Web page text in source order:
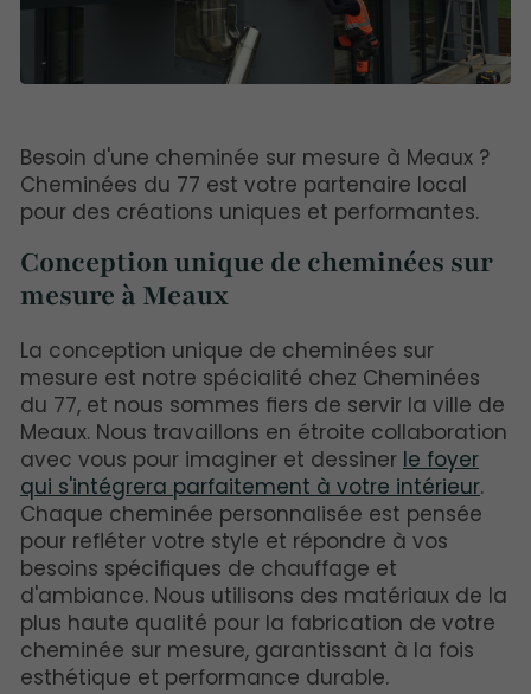
Besoin d'une cheminée sur mesure à Meaux ?
Cheminées du 77 est votre partenaire local
pour des créations uniques et performantes.
Conception unique de cheminées sur
mesure à Meaux
La conception unique de cheminées sur
mesure est notre spécialité chez Cheminées
du 77, et nous sommes fiers de servir la ville de
Meaux. Nous travaillons en étroite collaboration
avec vous pour imaginer et dessiner le foyer
qui s'intégrera parfaitement à votre intérieur.
Chaque cheminée personnalisée est pensée
pour refléter votre style et répondre à vos
besoins spécifiques de chauffage et
d'ambiance. Nous utilisons des matériaux de la
plus haute qualité pour la fabrication de votre
cheminée sur mesure, garantissant à la fois
esthétique et performance durable.